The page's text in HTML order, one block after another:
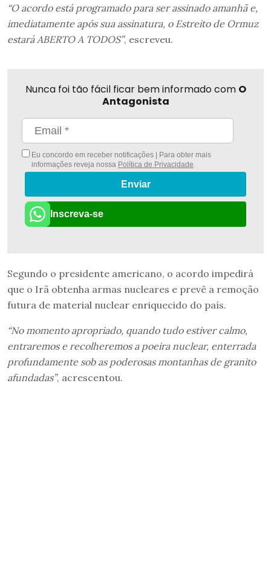
“O acordo está programado para ser assinado amanhã e,
imediatamente após sua assinatura, o Estreito de Ormuz
estará ABERTO A TODOS”, escreveu.
Nunca foi tão fácil ficar bem informado com O
Antagonista
Eu concordo em receber notificações | Para obter mais
informações reveja nossa Política de Privacidade.
Enviar
Inscreva-se
Segundo o presidente americano, o acordo impedirá
que o Irã obtenha armas nucleares e prevê a remoção
futura de material nuclear enriquecido do país.
“No momento apropriado, quando tudo estiver calmo,
entraremos e recolheremos a poeira nuclear, enterrada
profundamente sob as poderosas montanhas de granito
afundadas”, acrescentou.